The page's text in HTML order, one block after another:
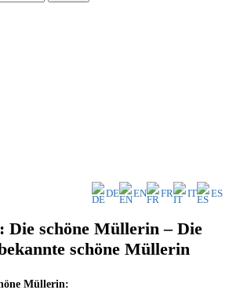
DE EN FR IT ES
Die schöne Müllerin – Die
schöne Müllerin
Müllerin: